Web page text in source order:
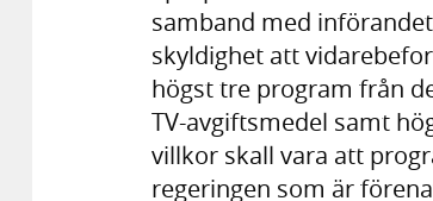
samband med
skyldighet att
högst tre program från
TV-avgiftsmedel samt
villkor skall vara att
regeringen som är